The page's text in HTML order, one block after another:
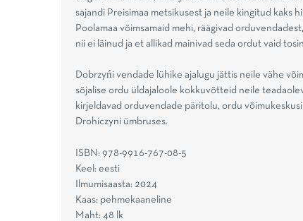
sajandi Preisimaa metsikusest ja neile kingitud kaks
Poolamaa võimsamaid mehi, räägivad
nii ei läinud ja et allikad mainivad seda ordut vaid
Dobrzyńi vendade lühike ajalugu jättis neile vähe
sõjalise ordu üldajaloole kokkuvõtteid neile
kirjeldavad orduvendade päritolu, ordu
Drohiczyni ümbruses.
ISBN: 978-9916-767-08-5
Keel: eesti
Ilmumisaasta: 2024
Kaas: pehmekaaneline
Maht: 48 lk